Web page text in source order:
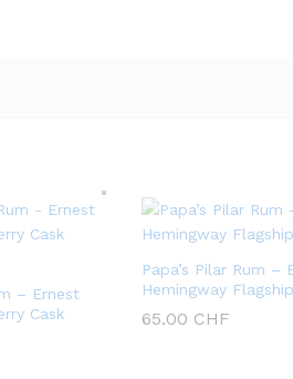
– Ernest
Cask
Papa’s Pilar Rum –
Hemingway
65.00 CHF